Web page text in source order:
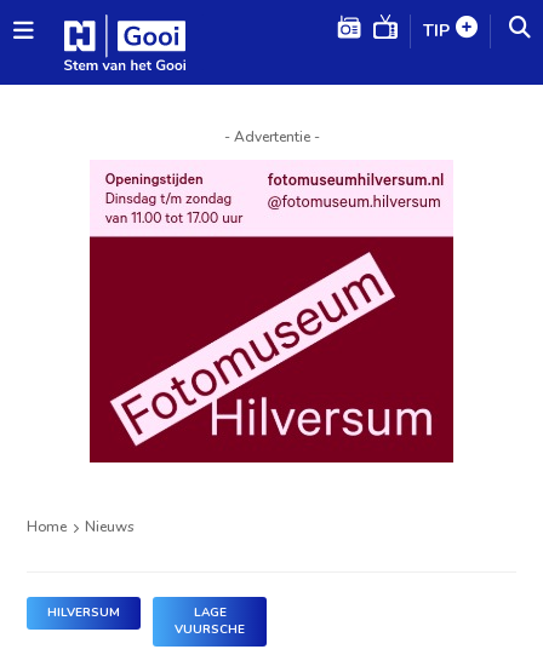
TIP
- Advertentie -
Home Nieuws
HILVERSUM
LAGE
VUURSCHE